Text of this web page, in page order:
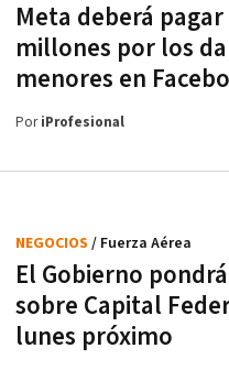
Meta deberá
millones por los
menores en
PoriProfesional
El Gobierno
sobre Capital
lunes próximo
NEGOCIOS / Fuerza Aérea